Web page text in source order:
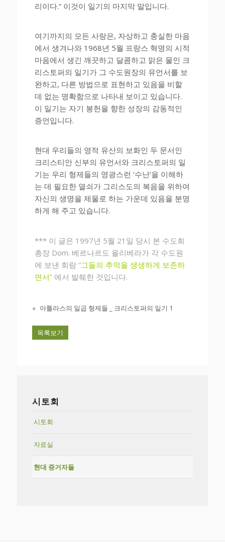
리이다.” 이것이 일기의 마지막 말입니다.
여기까지의 모든 사랑은, 자상하고 충실한 마음
에서 생겨나와 1968년 5월 프랑스 혁명의 시적
마음에서 생긴 깨끗하고 달콤하고 맑은 물인 크
리스토퍼의 일기가 그 수도원장의 유언서를 보
완하고, 다른 방법으로 표현하고 있음을 비할
데 없는 명확함으로 나타내 보이고 있습니다.
이 일기는 자기 봉헌을 향한 성장의 감동적인
증언입니다.
현대 우리들의 영적 유산의 보화인 두 문서인
크리스티안 신부의 유언서와 크리스토퍼의 일
기는 우리 형제들의 영광스런 ‘수난’을 이해하
는 데 필요한 열쇠가 그리스도의 복음을 위하여
자신의 생명을 제물로 하는 가운데 있음을 분명
하게 해 주고 있습니다.
*** 이 글은 1997년 5월 21일 당시 본 수도회
총장 Dom. 베르나르도 올리베라가 각 수도원
에 보낸 회람 “그들의 추억을 생생하게 보존하
면서”에서 발췌한 것입니다.
« 아틀라스의 일곱 형제들 _ 크리스토퍼의 일기 1
목록보기
시토회
시토회
자료실
현대 증거자들